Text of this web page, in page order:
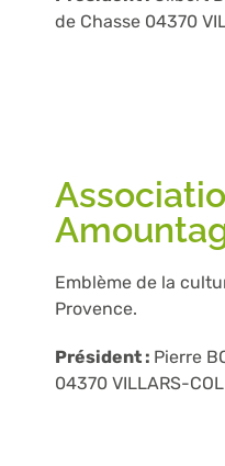
de Chasse 04370
Emblème de la
Provence.
Président : Pierre
04370 VILLARS-